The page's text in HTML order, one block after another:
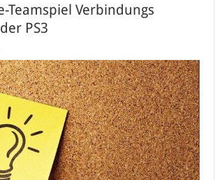
Teamspiel Verbindungs
PS3